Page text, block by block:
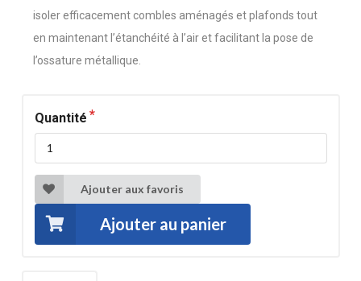
isoler efficacement combles aménagés et plafonds tout
en maintenant l’étanchéité à l’air et facilitant la pose de
l’ossature métallique.
Quantité
Ajouter aux favoris
Ajouter au panier